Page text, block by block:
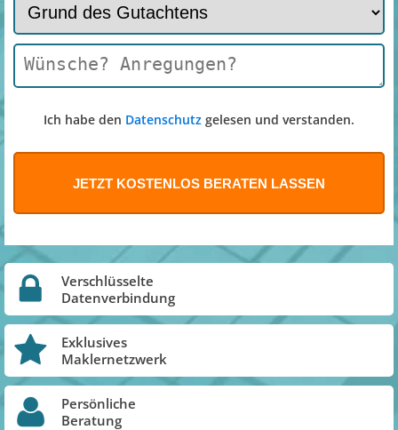
Ich habe den Datenschutz gelesen und verstanden.
Verschlüsselte
Datenverbindung
Exklusives
Maklernetzwerk
Persönliche
Beratung